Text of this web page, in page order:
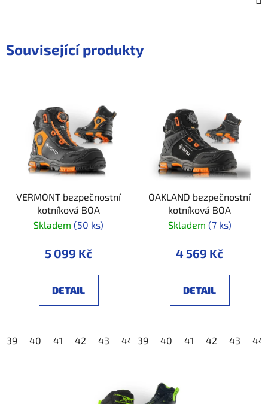
Související produkty
VERMONT bezpečnostní
kotníková BOA
Skladem (50 ks)
5 099 Kč
DETAIL
39 40 41 42 43 44 45 46 47 48
OAKLAND bezpečnostní
kotníková BOA
Skladem (7 ks)
4 569 Kč
DETAIL
39 40 41 42 43 44